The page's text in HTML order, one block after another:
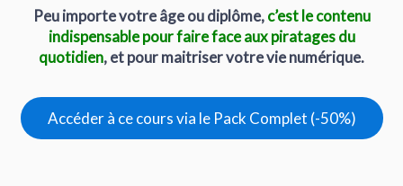
Peu importe votre âge ou diplôme,c’est le contenu
indispensable pour faire face aux piratages du
quotidien, et pour maitriser votre vie numérique.
Accéder à ce cours via le Pack Complet (-50%)